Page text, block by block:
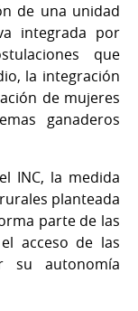
de una unidad
integrada por
que
la integración
de mujeres
ganaderos
INC, la medida
planteada
parte de las
acceso de las
su autonomía